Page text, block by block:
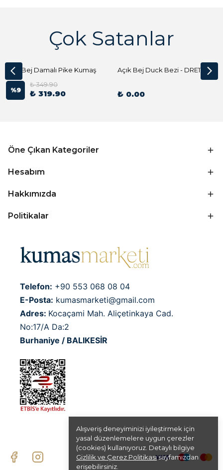
Alışveriş deneyiminizi iyileştirmek için
yasal düzenlemelere uygun çerezler
(cookies) kullanıyoruz. Detaylı bilgiye
Gizlilik ve Çerez Politikasısayfamızdan
erişebilirsiniz.
Çok Satanlar
Açık Bej Damalı Pike Kumaş
%9
₺ 349.90
₺ 319.90
Açık Bej Duck Bezi - DRE1144 Kumaş Peçete
₺ 0.00
Öne Çıkan Kategoriler
Hesabım
Hakkımızda
Politikalar
Telefon: +90 553 068 08 04
E-Posta: kumasmarketi@gmail.com
Adres: Kocaçami Mah. Aliçetinkaya Cad.
No:17/A Da:2
Burhaniye / BALIKESİR